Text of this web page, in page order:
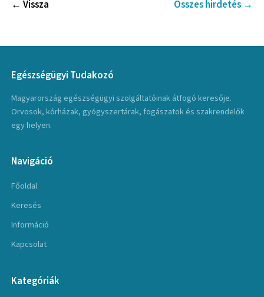
← Vissza Összes hirdetés →
Egészségügyi Tudakozó
Magyarország egészségügyi szolgáltatóinak átfogó keresője.
Orvosok, kórházak, gyógyszertárak, fogászatok és szakrendelők
egy helyen.
Navigáció
Főoldal
Keresés
Információ
Kapcsolat
Kategóriák